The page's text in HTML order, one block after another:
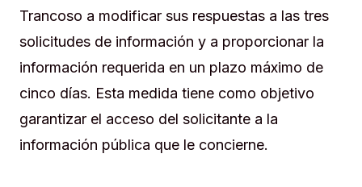
Trancoso a modificar sus respuestas a las tres
solicitudes de información y a proporcionar la
información requerida en un plazo máximo de
cinco días. Esta medida tiene como objetivo
garantizar el acceso del solicitante a la
información pública que le concierne.